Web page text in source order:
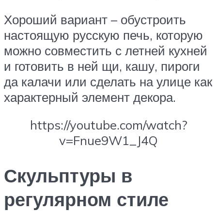
Хороший вариант – обустроить
настоящую русскую печь, которую
можно совместить с летней кухней
и готовить в ней щи, кашу, пироги
да калачи или сделать на улице как
характерный элемент декора.
https://youtube.com/watch?
v=Fnue9W1_J4Q
Скульптуры в
регулярном стиле